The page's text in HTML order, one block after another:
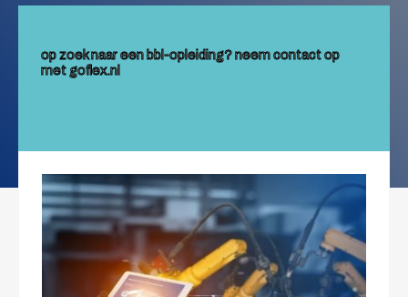
op zoek naar een bbl-opleiding? neem contact op
met goflex.nl